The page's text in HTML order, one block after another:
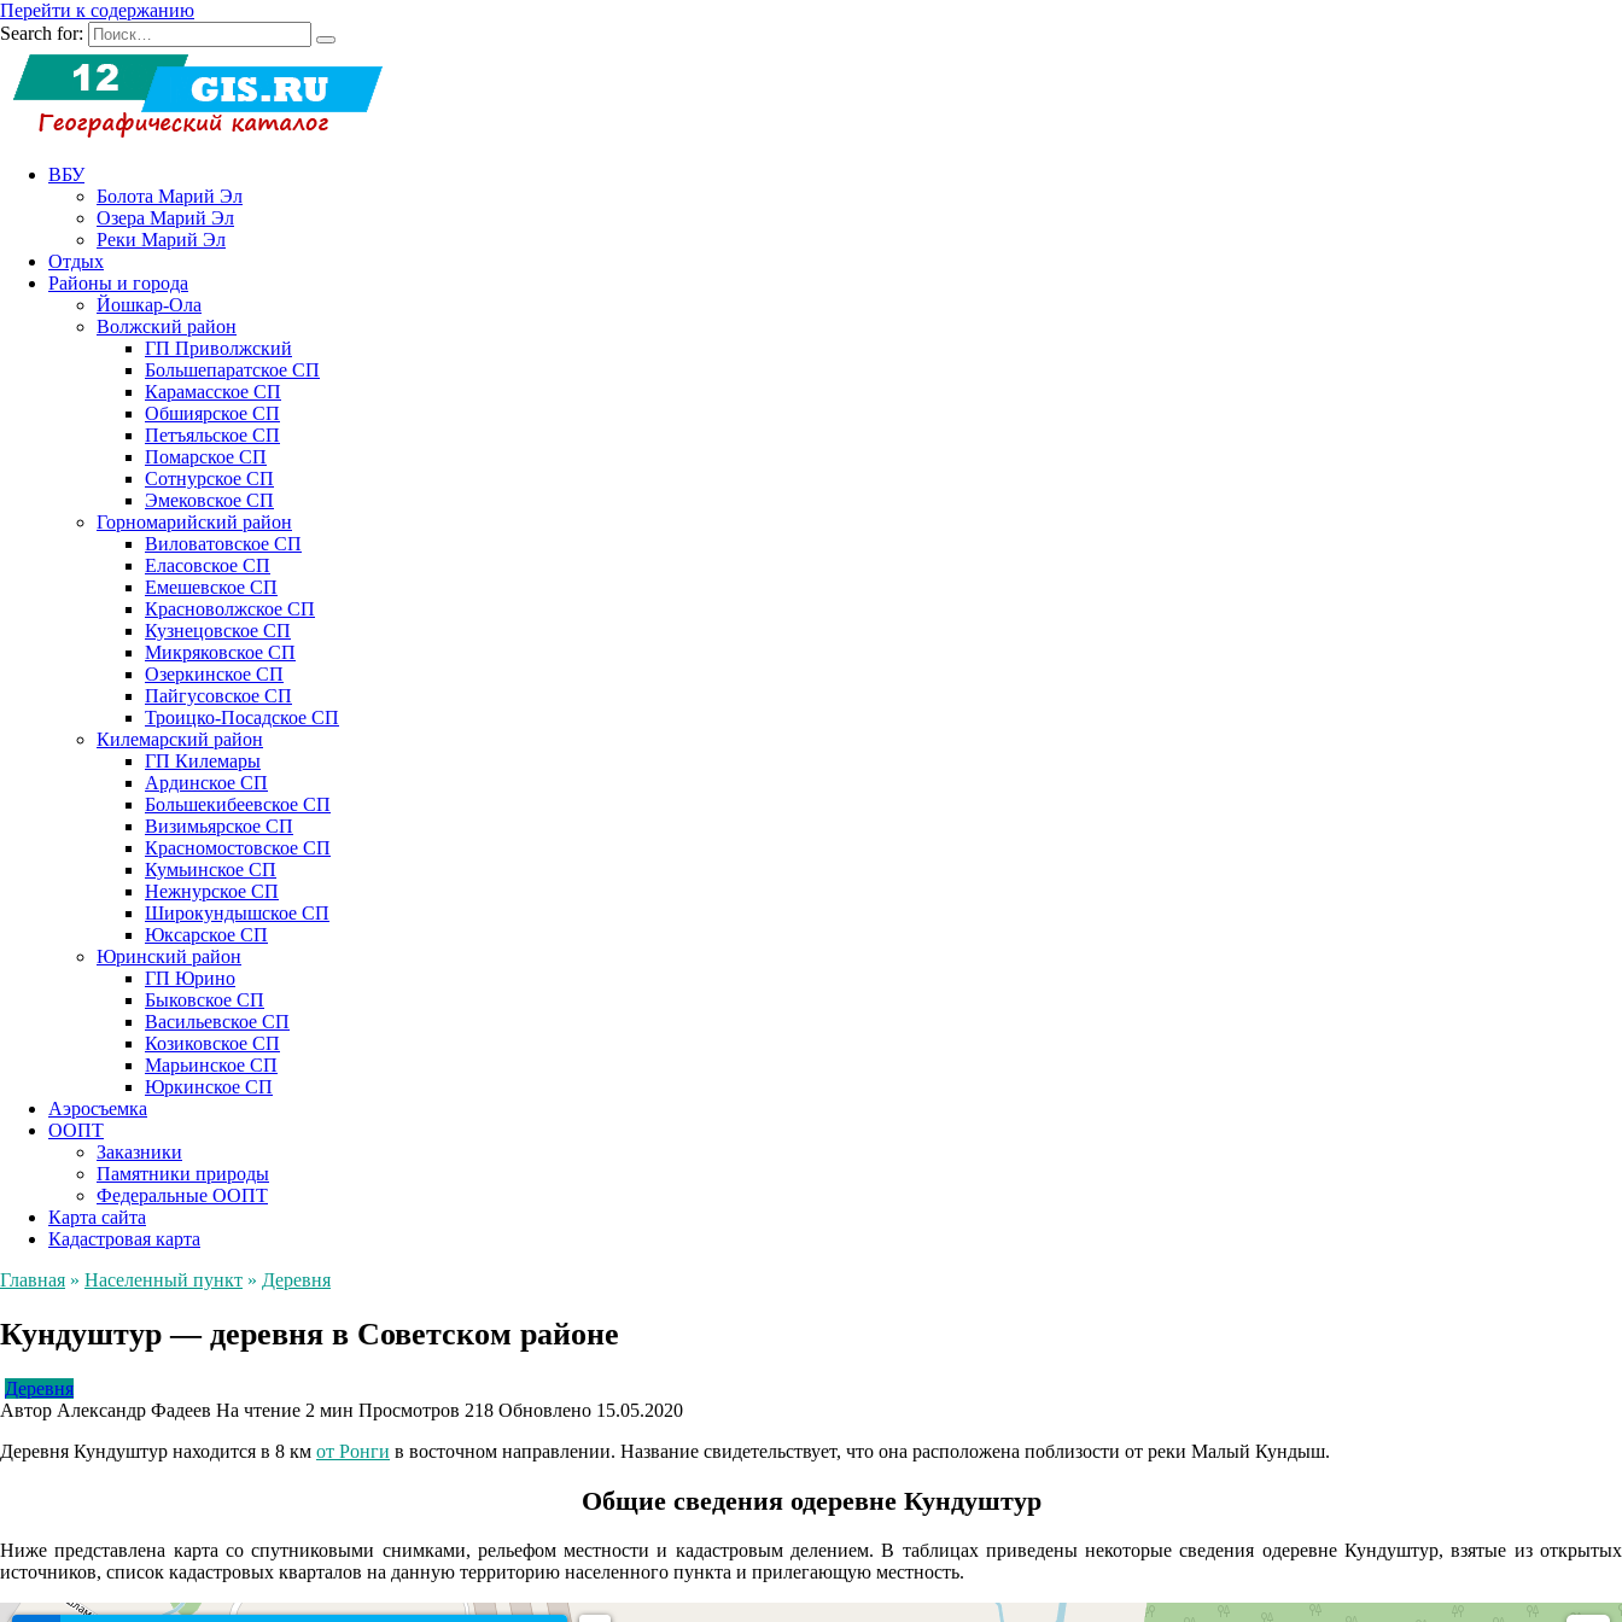
Перейти к содержанию
Search for:
ВБУ
Болота Марий Эл
Озера Марий Эл
Реки Марий Эл
Отдых
Районы и города
Йошкар-Ола
Волжский район
ГП Приволжский
Большепаратское СП
Карамасское СП
Обшиярское СП
Петъяльское СП
Помарское СП
Сотнурское СП
Эмековское СП
Горномарийский район
Виловатовское СП
Еласовское СП
Емешевское СП
Красноволжское СП
Кузнецовское СП
Микряковское СП
Озеркинское СП
Пайгусовское СП
Троицко-Посадское СП
Килемарский район
ГП Килемары
Ардинское СП
Большекибеевское СП
Визимьярское СП
Красномостовское СП
Кумьинское СП
Нежнурское СП
Широкундышское СП
Юксарское СП
Юринский район
ГП Юрино
Быковское СП
Васильевское СП
Козиковское СП
Марьинское СП
Юркинское СП
Аэросъемка
ООПТ
Заказники
Памятники природы
Федеральные ООПТ
Карта сайта
Кадастровая карта
Главная » Населенный пункт » Деревня
Кундуштур — деревня в Советском районе
Деревня
Автор Александр Фадеев На чтение 2 мин Просмотров 218 Обновлено 15.05.2020
Деревня Кундуштур находится в 8 км от Ронги в восточном направлении. Название свидетельствует, что она расположена поблизости от реки Малый Кундыш.
Общие сведения одеревне Кундуштур
Ниже представлена карта со спутниковыми снимками, рельефом местности и кадастровым делением. В таблицах приведены некоторые сведения одеревне Кундуштур, взятые из открытых
источников, список кадастровых кварталов на данную территорию населенного пункта и прилегающую местность.